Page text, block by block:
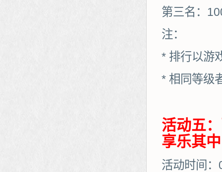
第三名：
注：
* 排行以游
* 相同等级
活动五
享乐其中
活动时间